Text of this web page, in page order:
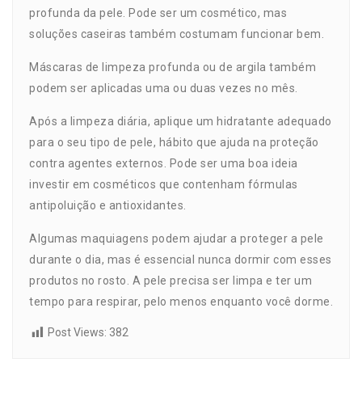
profunda da pele. Pode ser um cosmético, mas
soluções caseiras também costumam funcionar bem.
Máscaras de limpeza profunda ou de argila também
podem ser aplicadas uma ou duas vezes no mês.
Após a limpeza diária, aplique um hidratante adequado
para o seu tipo de pele, hábito que ajuda na proteção
contra agentes externos. Pode ser uma boa ideia
investir em cosméticos que contenham fórmulas
antipoluição e antioxidantes.
Algumas maquiagens podem ajudar a proteger a pele
durante o dia, mas é essencial nunca dormir com esses
produtos no rosto. A pele precisa ser limpa e ter um
tempo para respirar, pelo menos enquanto você dorme.
Post Views: 382